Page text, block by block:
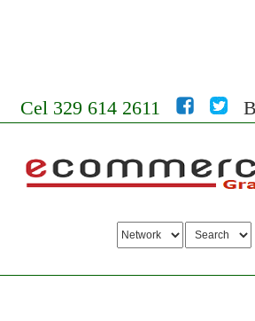
Cel 329 614 2611